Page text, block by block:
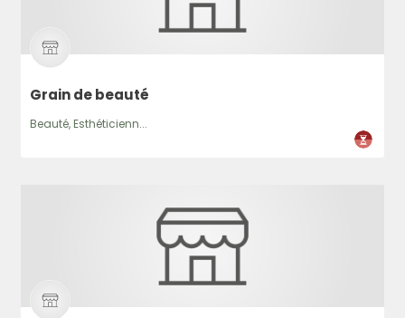
Grain de beauté
Beauté, Esthéticienn...